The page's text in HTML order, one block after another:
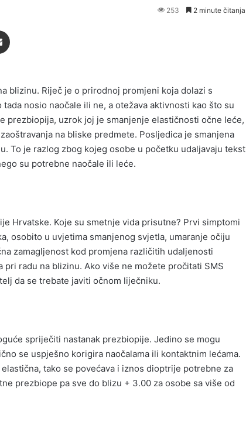
253 2 minute čitanja
blizinu. Riječ je o prirodnoj promjeni koja dolazi s
nosio naočale ili ne, a otežava aktivnosti kao što su
prezbiopija, uzrok joj je smanjenje elastičnosti očne leće,
na bliske predmete. Posljedica je smanjena
To je razlog zbog kojeg osobe u početku udaljavaju tekst
su potrebne naočale ili leće.
Hrvatske. Koje su smetnje vida prisutne? Prvi simptomi
osobito u uvjetima smanjenog svjetla, umaranje očiju
zamagljenost kod promjena različitih udaljenosti
radu na blizinu. Ako više ne možete pročitati SMS
da se trebate javiti očnom liječniku.
spriječiti nastanak prezbiopije. Jedino se mogu
se uspješno korigira naočalama ili kontaktnim lećama.
tako se povećava i iznos dioptrije potrebne za
prezbiope pa sve do blizu + 3.00 za osobe sa više od